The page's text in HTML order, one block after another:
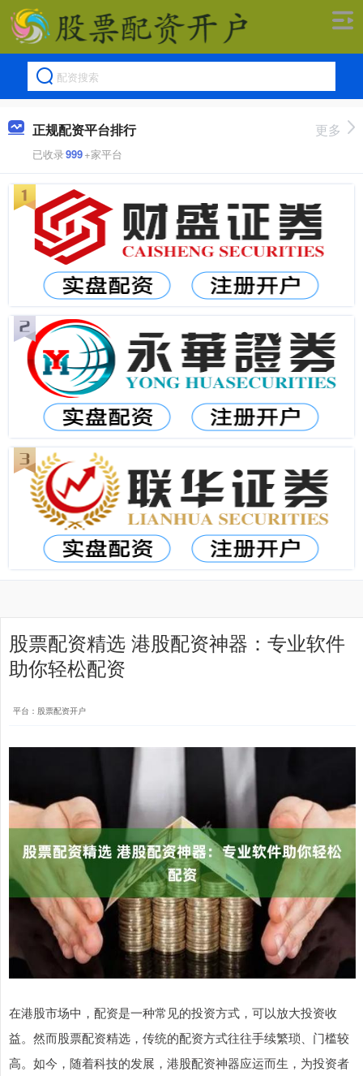
正规配资平台排行
已收录999+家平台
更多
股票配资精选 港股配资神器：专业软件
助你轻松配资
平台：股票配资开户
在港股市场中，配资是一种常见的投资方式，可以放大投资收
益。然而股票配资精选，传统的配资方式往往手续繁琐、门槛较
高。如今，随着科技的发展，港股配资神器应运而生，为投资者